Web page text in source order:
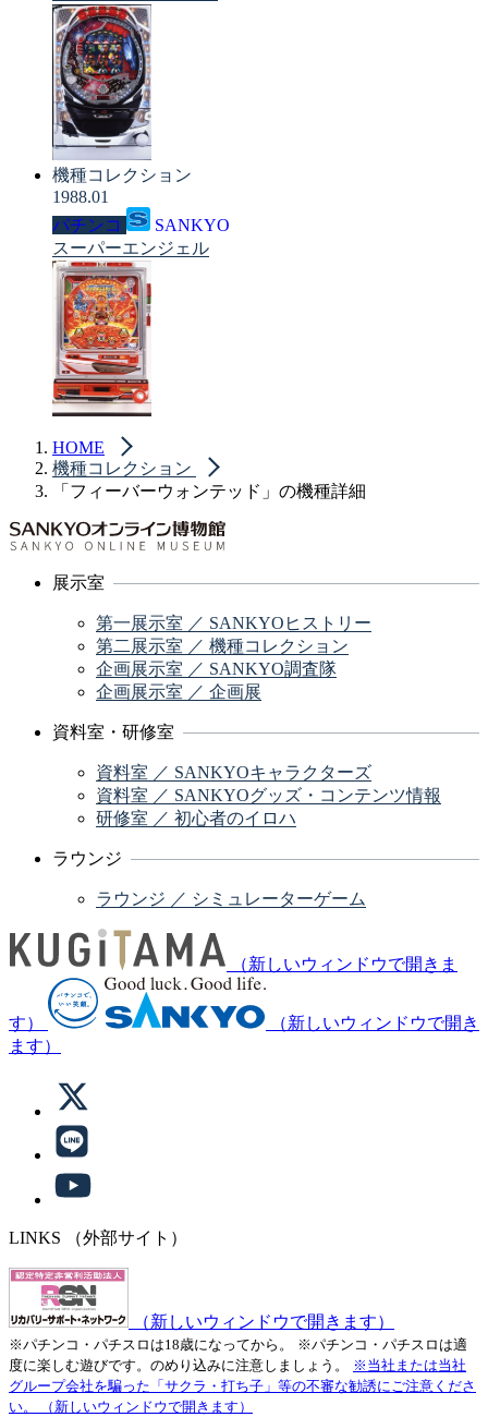
機種コレクション
1988.01
パチンコ
SANKYO
スーパーエンジェル
HOME
機種コレクション
「フィーバーウォンテッド」の機種詳細
展示室
第一展示室 ／ SANKYOヒストリー
第二展示室 ／ 機種コレクション
企画展示室 ／ SANKYO調査隊
企画展示室 ／ 企画展
資料室・研修室
資料室 ／ SANKYOキャラクターズ
資料室 ／ SANKYOグッズ・コンテンツ情報
研修室 ／ 初心者のイロハ
ラウンジ
ラウンジ ／ シミュレーターゲーム
（新しいウィンドウで開きま
す）
（新しいウィンドウで開き
ます）
LINKS （外部サイト）
（新しいウィンドウで開きます）
※パチンコ・パチスロは18歳になってから。
※パチンコ・パチスロは適
度に楽しむ遊びです。のめり込みに注意しましょう。
※当社または当社
グループ会社を騙った「サクラ・打ち子」等の不審な勧誘にご注意くださ
い。
（新しいウィンドウで開きます）